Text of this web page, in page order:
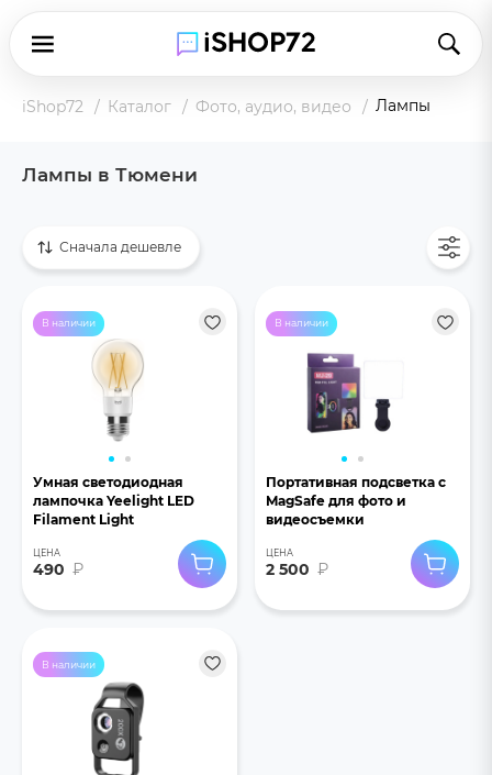
iShop72 Каталог Фото, аудио, видео Лампы
Лампы в Тюмени
Сначала дешевле
В наличии
Умная светодиодная
лампочка Yeelight LED
Filament Light
ЦЕНА
490 ₽
В наличии
Портативная подсветка с
MagSafe для фото и
видеосъемки
ЦЕНА
2 500 ₽
В наличии